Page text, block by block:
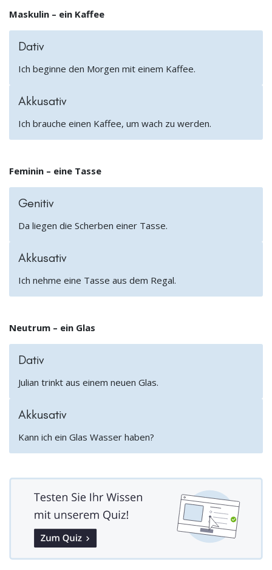
Maskulin – ein Kaffee
Dativ
Ich beginne den Morgen mit einem Kaffee.
Akkusativ
Ich brauche einen Kaffee, um wach zu werden.
Feminin – eine Tasse
Genitiv
Da liegen die Scherben einer Tasse.
Akkusativ
Ich nehme eine Tasse aus dem Regal.
Neutrum – ein Glas
Dativ
Julian trinkt aus einem neuen Glas.
Akkusativ
Kann ich ein Glas Wasser haben?